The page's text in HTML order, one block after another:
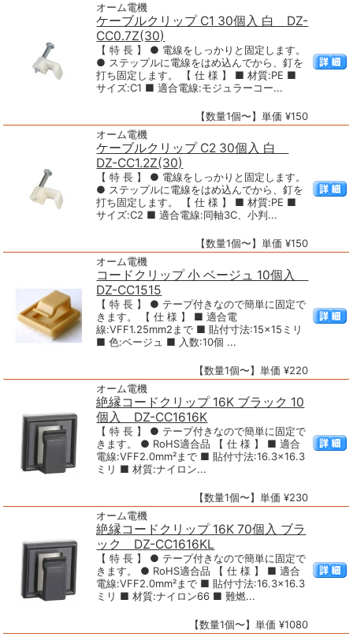
オーム電機
ケーブルクリップ C1 30個入 白 DZ-
CC0.7Z(30)
【 特 長 】 ● 電線をしっかりと固定します。
● ステップルに電線をはめ込んでから、釘を
打ち固定します。 【 仕 様 】 ■ 材質:PE ■
サイズ:C1 ■ 適合電線:モジュラーコー...
【数量1個〜】単価 ¥150
オーム電機
ケーブルクリップ C2 30個入 白
DZ-CC1.2Z(30)
【 特 長 】 ● 電線をしっかりと固定します。
● ステップルに電線をはめ込んでから、釘を
打ち固定します。 【 仕 様 】 ■ 材質:PE ■
サイズ:C2 ■ 適合電線:同軸3C、小判...
【数量1個〜】単価 ¥150
オーム電機
コードクリップ 小 ベージュ 10個入
DZ-CC1515
【 特 長 】 ● テープ付きなので簡単に固定で
きます。 【 仕 様 】 ■ 適合電
線:VFF1.25mm2まで ■ 貼付寸法:15×15ミリ
■ 色:ベージュ ■ 入数:10個 ...
【数量1個〜】単価 ¥220
オーム電機
絶縁コードクリップ 16K ブラック 10
個入 DZ-CC1616K
【 特 長 】 ● テープ付きなので簡単に固定で
きます。 ● RoHS適合品 【 仕 様 】 ■ 適合
電線:VFF2.0mm²まで ■ 貼付寸法:16.3×16.3
ミリ ■ 材質:ナイロン...
【数量1個〜】単価 ¥230
オーム電機
絶縁コードクリップ 16K 70個入 ブラ
ック DZ-CC1616KL
【 特 長 】 ● テープ付きなので簡単に固定で
きます。 ● RoHS適合品 【 仕 様 】 ■ 適合
電線:VFF2.0mm²まで ■ 貼付寸法:16.3×16.3
ミリ ■ 材質:ナイロン66 ■ 難燃...
【数量1個〜】単価 ¥1080